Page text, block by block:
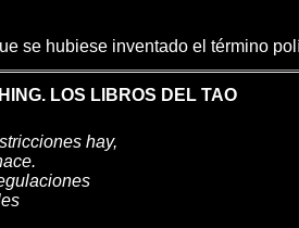
se hubiese inventado el término
LOS LIBROS DEL TAO
hay,